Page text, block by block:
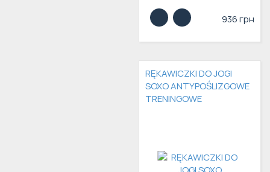
936 грн
RĘKAWICZKI DO JOGI
SOXO ANTYPOŚLIZGOWE
TRENINGOWE